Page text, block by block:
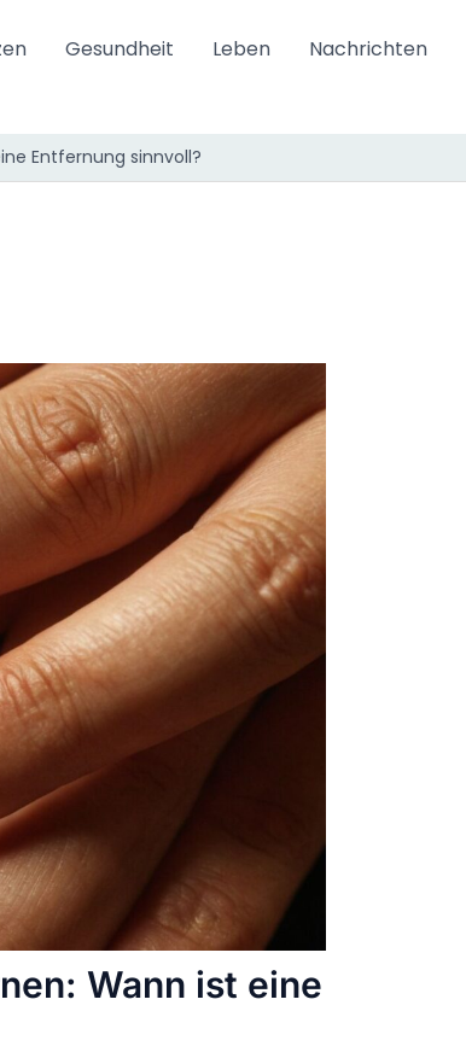
Gesundheit Leben Nachrichten
Entfernung sinnvoll?
Wann ist eine